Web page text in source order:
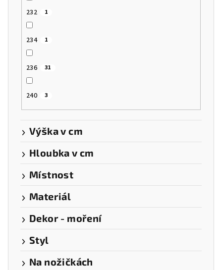
232 1
234 1
236 31
240 3
Výška v cm
Hloubka v cm
Místnost
Materiál
Dekor - moření
Styl
Na nožičkách